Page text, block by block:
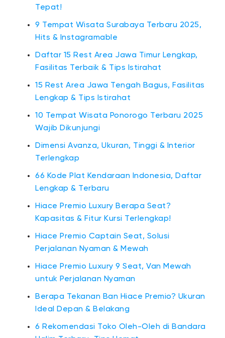
Tepat!
9 Tempat Wisata Surabaya Terbaru 2025,
Hits & Instagramable
Daftar 15 Rest Area Jawa Timur Lengkap,
Fasilitas Terbaik & Tips Istirahat
15 Rest Area Jawa Tengah Bagus, Fasilitas
Lengkap & Tips Istirahat
10 Tempat Wisata Ponorogo Terbaru 2025
Wajib Dikunjungi
Dimensi Avanza, Ukuran, Tinggi & Interior
Terlengkap
66 Kode Plat Kendaraan Indonesia, Daftar
Lengkap & Terbaru
Hiace Premio Luxury Berapa Seat?
Kapasitas & Fitur Kursi Terlengkap!
Hiace Premio Captain Seat, Solusi
Perjalanan Nyaman & Mewah
Hiace Premio Luxury 9 Seat, Van Mewah
untuk Perjalanan Nyaman
Berapa Tekanan Ban Hiace Premio? Ukuran
Ideal Depan & Belakang
6 Rekomendasi Toko Oleh-Oleh di Bandara